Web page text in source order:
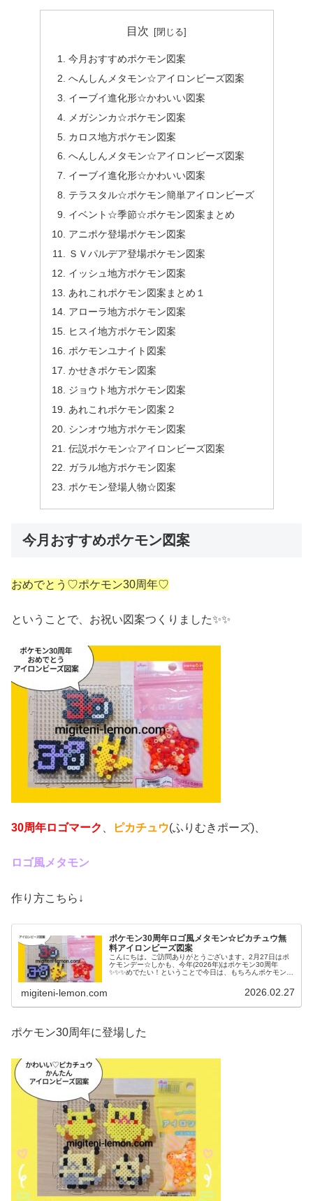
目次
今月おすすめポケモン図案
へんしんメタモン☆アイロンビーズ図案
イーブイ進化形☆かわいい図案
メガシンカ☆ポケモン図案
カロス地方ポケモン図案
へんしんメタモン☆アイロンビーズ図案
イーブイ進化形☆かわいい図案
テラスタル☆ポケモン簡単アイロンビーズ
イベント☆季節☆ポケモン図案まとめ
アニポケ登場ポケモン図案
ＳＶパルデア登場ポケモン図案
イッシュ地方ポケモン図案
あれこれポケモン図案まとめ１
アローラ地方ポケモン図案
ヒスイ地方ポケモン図案
ポケモンユナイト図案
かせきポケモン図案
ジョウト地方ポケモン図案
あれこれポケモン図案２
シンオウ地方ポケモン図案
伝説ポケモン☆アイロンビーズ図案
ガラル地方ポケモン図案
ポケモン登場人物☆図案
今月おすすめポケモン図案
おめでとう♡ポケモン30周年♡
ということで、お祝い図案つくりました✨️✨️
30周年ロゴマーク ピカチュウ(ふりむきポーズ)、
ロゴ風メタモン
作り方こちら↓
ポケモン30周年ロゴ風メタモン☆ピカチュウ無
料アイロンビーズ図案
こんにちは。ご訪問ありがとうございます。2月27日はポ
ケモンデー☆しかも、今年(2026年)はポケモン30周年
✨️✨️✨️めでたい！ということで今日は、もちろんポケモン図
migiteni-lemon.com 2026.02.27
ポケモン30周年に登場した